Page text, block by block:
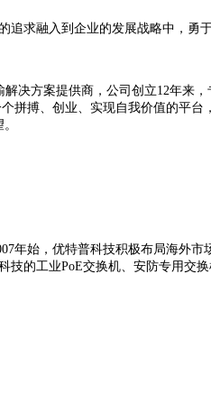
求融入到企业的发展战略中，勇
决方案提供商，公司创立12年来，
拼搏、创业、实现自我价值的平
年始，优特普科技积极布局海外市
技的工业PoE交换机、安防专用交